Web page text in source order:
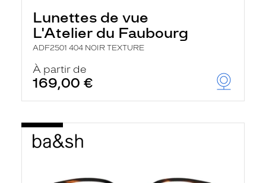
Lunettes de vue
L'Atelier du Faubourg
ADF2501 404 NOIR TEXTURE
À partir de
169,00 €